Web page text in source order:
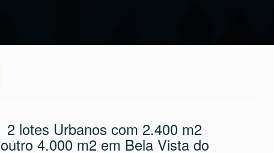
m2 (18,75 F X
Humenhuk?